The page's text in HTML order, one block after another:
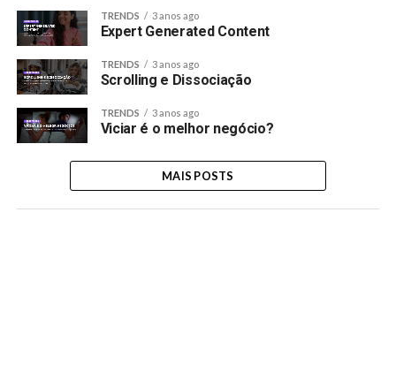
TRENDS 3 anos ago
Expert Generated Content
TRENDS 3 anos ago
Scrolling e Dissociação
TRENDS 3 anos ago
Viciar é o melhor negócio?
MAIS POSTS